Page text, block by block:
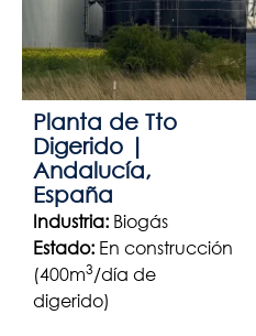
Planta de Tto
Digerido |
Andalucía,
España
Industria: Biogás
Estado: En construcción
(400m3/día de
digerido)